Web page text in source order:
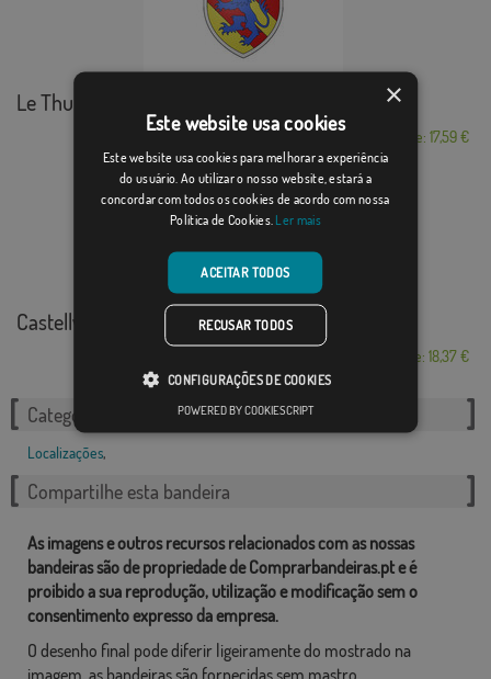
Le Thuit-Simer
Desde: 17,59 €
Castellví de la Marca
Desde: 18,37 €
Categorias relacionadas:
Localizações,
Compartilhe esta bandeira
As imagens e outros recursos relacionados com as nossas
bandeiras são de propriedade de Comprarbandeiras.pt e é
proibido a sua reprodução, utilização e modificação sem o
consentimento expresso da empresa.
O desenho final pode diferir ligeiramente do mostrado na
imagem, as bandeiras são fornecidas sem mastro.
×
Este website usa cookies
Este website usa cookies para melhorar a experiência
do usuário. Ao utilizar o nosso website, estará a
concordar com todos os cookies de acordo com nossa
Política de Cookies. Ler mais
ACEITAR TODOS
RECUSAR TODOS
CONFIGURAÇÕES DE COOKIES
POWERED BY COOKIESCRIPT